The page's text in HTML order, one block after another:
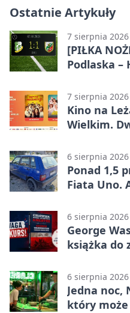
Ostatnie Artykuły
7 sierpnia 2026
[PIŁKA
Podlaska –
podział
pierwszej
7 sierpnia 2026
Kino na
Wielkim.
6 sierpnia 2026
Ponad 1,5
Fiata Uno.
6 sierpnia 2026
George
książka do
6 sierpnia 2026
Jedna noc,
który